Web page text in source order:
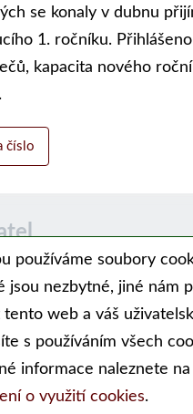
se konaly v dubnu
1. ročníku.
kapacita nového
číslo
VČELAŘ vydává PSNV-
nástavkových včelařů
753 56 Opatovice
používáme soubory
jsou nezbytné, jiné nám
web a váš
s používáním všech
informace naleznete
o využití cookies.